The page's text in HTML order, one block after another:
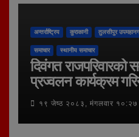
अन्तर्राष्ट्रिय कुराकानी तुलसीपुर
समाचार स्थानीय समाचार
दिवंगत राजपरिवारको
प्रज्वलन कार्यक्रम
१९ जेष्ठ २०८३, मंगलवार १०:२७